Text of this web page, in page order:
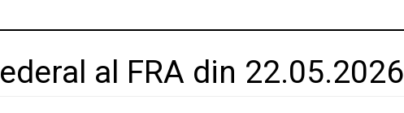
al FRA din 22.05.2026